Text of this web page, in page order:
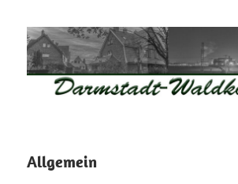
Inhalt
springen
Darmstadt
Altstadt
Allgemein